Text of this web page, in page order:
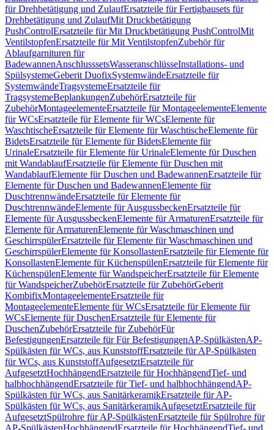
für Drehbetätigung und ZulaufErsatzteile für Fertigbausets für
Drehbetätigung und ZulaufMit Druckbetätigung
PushControlErsatzteile für Mit Druckbetätigung PushControlMit
VentilstopfenErsatzteile für Mit VentilstopfenZubehör für
Ablaufgarnituren für
BadewannenAnschlusssetsWasseranschlüsseInstallations- und
SpülsystemeGeberit DuofixSystemwändeErsatzteile für
SystemwändeTragsystemeErsatzteile für
TragsystemeBeplankungenZubehörErsatzteile für
ZubehörMontageelementeErsatzteile für MontageelementeElemente
für WCsErsatzteile für Elemente für WCsElemente für
WaschtischeErsatzteile für Elemente für WaschtischeElemente für
BidetsErsatzteile für Elemente für BidetsElemente für
UrinaleErsatzteile für Elemente für UrinaleElemente für Duschen
mit WandablaufErsatzteile für Elemente für Duschen mit
WandablaufElemente für Duschen und BadewannenErsatzteile für
Elemente für Duschen und BadewannenElemente für
DuschtrennwändeErsatzteile für Elemente für
DuschtrennwändeElemente für AusgussbeckenErsatzteile für
Elemente für AusgussbeckenElemente für ArmaturenErsatzteile für
Elemente für ArmaturenElemente für Waschmaschinen und
GeschirrspülerErsatzteile für Elemente für Waschmaschinen und
GeschirrspülerElemente für KonsollastenErsatzteile für Elemente für
KonsollastenElemente für KüchenspülenErsatzteile für Elemente für
KüchenspülenElemente für WandspeicherErsatzteile für Elemente
für WandspeicherZubehörErsatzteile für ZubehörGeberit
KombifixMontageelementeErsatzteile für
MontageelementeElemente für WCsErsatzteile für Elemente für
WCsElemente für DuschenErsatzteile für Elemente für
DuschenZubehörErsatzteile für ZubehörFür
BefestigungenErsatzteile für Für BefestigungenAP-SpülkästenAP-
Spülkästen für WCs, aus KunststoffErsatzteile für AP-Spülkästen
für WCs, aus KunststoffAufgesetztErsatzteile für
AufgesetztHochhängendErsatzteile für HochhängendTief- und
halbhochhängendErsatzteile für Tief- und halbhochhängendAP-
Spülkästen für WCs, aus SanitärkeramikErsatzteile für AP-
Spülkästen für WCs, aus SanitärkeramikAufgesetztErsatzteile für
AufgesetztSpülrohre für AP-SpülkästenErsatzteile für Spülrohre für
AP-SpülkästenHochhängendErsatzteile für HochhängendTief- und